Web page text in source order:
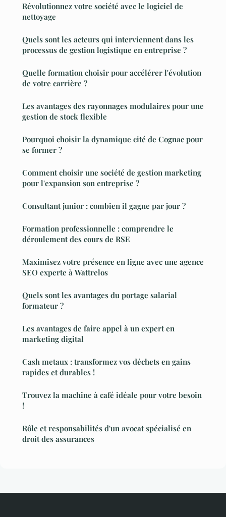
Révolutionnez votre société avec le logiciel de
nettoyage
Quels sont les acteurs qui interviennent dans les
processus de gestion logistique en entreprise ?
Quelle formation choisir pour accélérer l'évolution
de votre carrière ?
Les avantages des rayonnages modulaires pour une
gestion de stock flexible
Pourquoi choisir la dynamique cité de Cognac pour
se former ?
Comment choisir une société de gestion marketing
pour l'expansion son entreprise ?
Consultant junior : combien il gagne par jour ?
Formation professionnelle : comprendre le
déroulement des cours de RSE
Maximisez votre présence en ligne avec une agence
SEO experte à Wattrelos
Quels sont les avantages du portage salarial
formateur ?
Les avantages de faire appel à un expert en
marketing digital
Cash metaux : transformez vos déchets en gains
rapides et durables !
Trouvez la machine à café idéale pour votre besoin
!
Rôle et responsabilités d'un avocat spécialisé en
droit des assurances